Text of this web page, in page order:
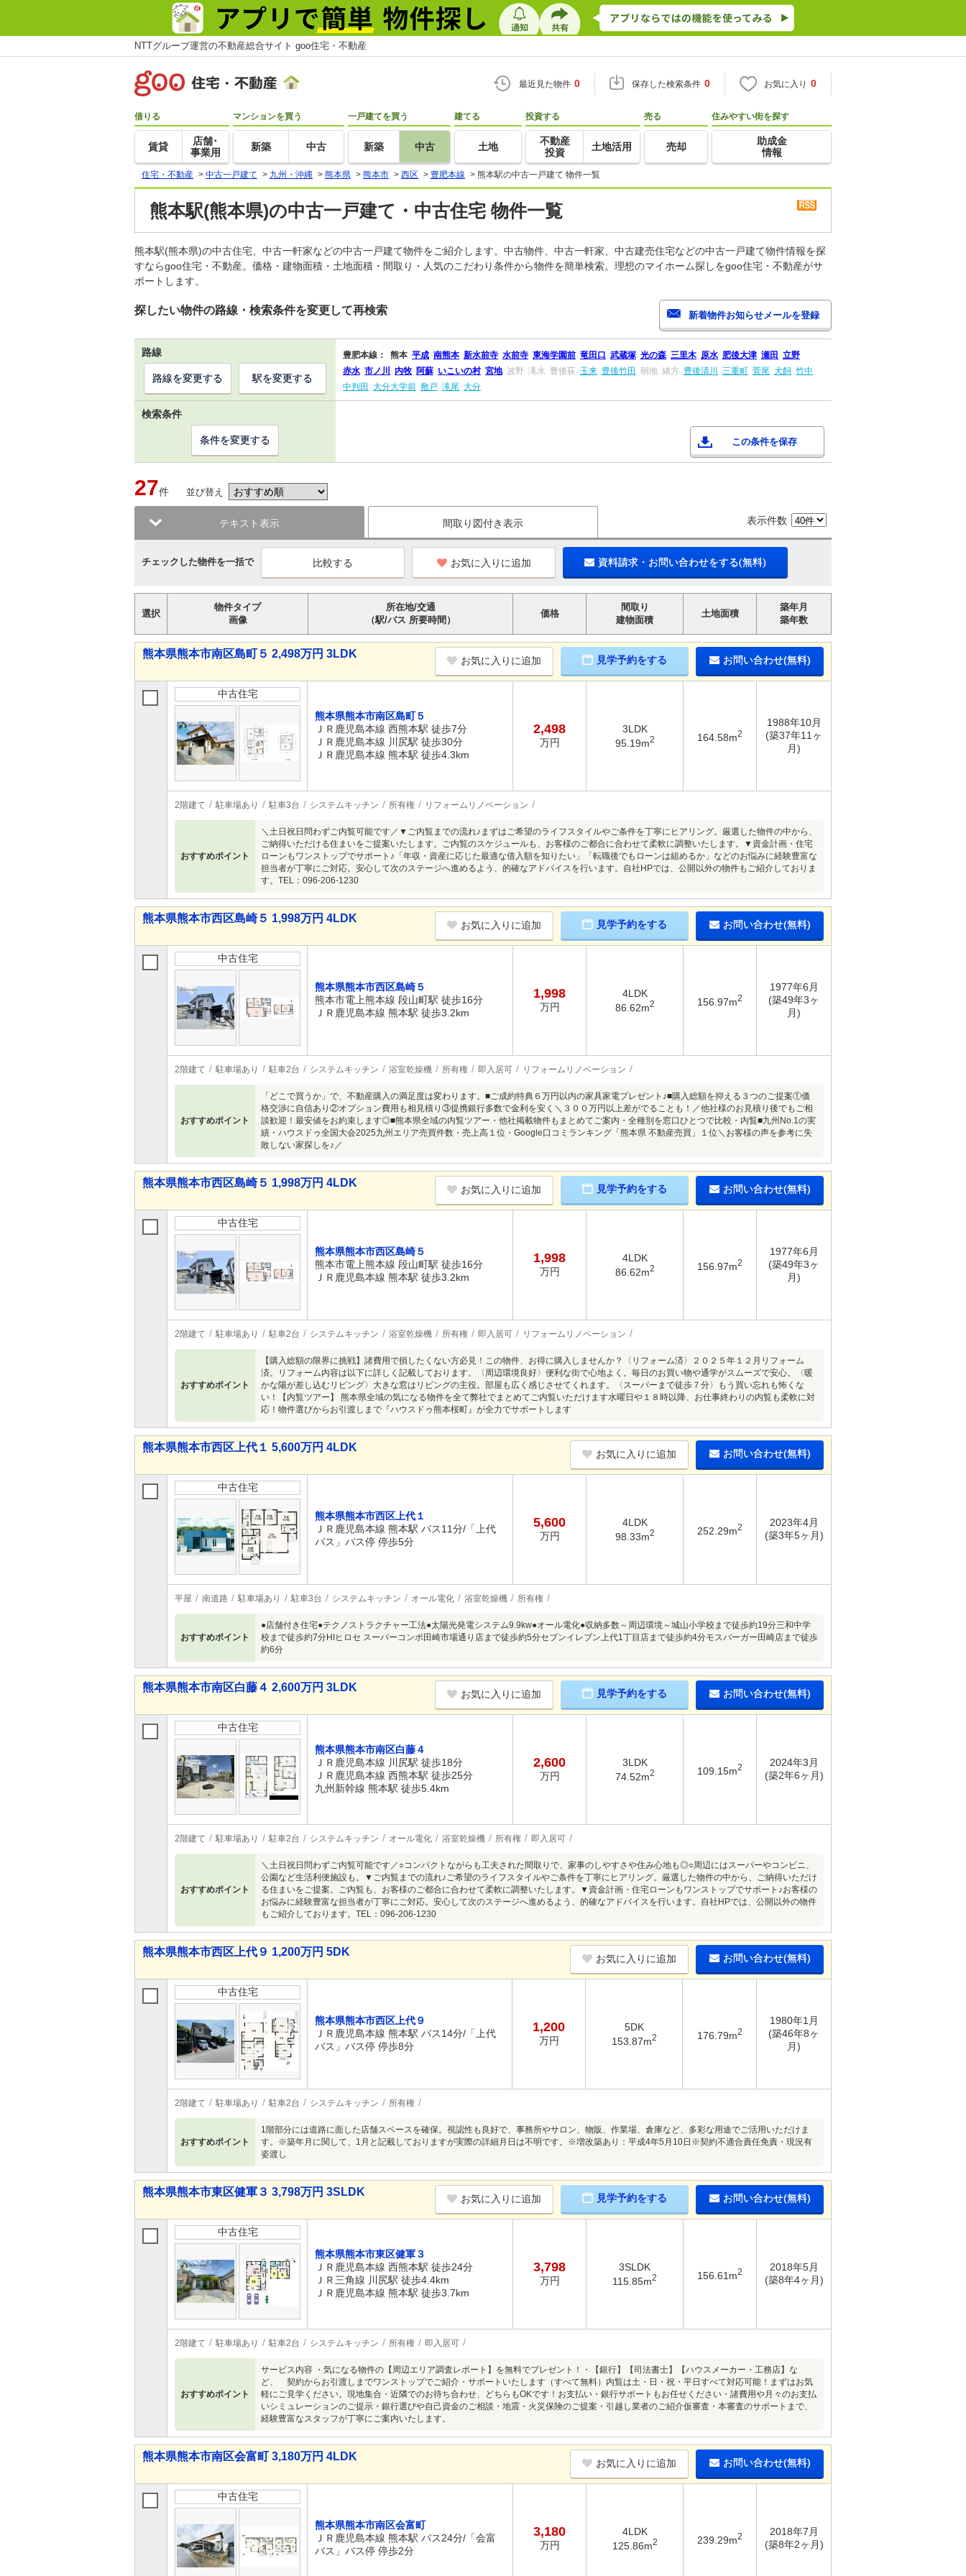
NTTグループ運営の不動産総合サイト goo住宅・不動産
最近見た物件 0 保存した検索条件 0 お気に入り 0
借りる
賃貸
店舗･
事業用
マンションを買う
新築 中古
一戸建てを買う
新築 中古
建てる
土地
投資する
不動産
投資
土地活用
売る
売却
住みやすい街を探す
助成金
情報
住宅・不動産 > 中古一戸建て > 九州・沖縄 > 熊本県 > 熊本市 > 西区 > 豊肥本線 > 熊本駅の中古一戸建て 物件一覧
熊本駅(熊本県)の中古一戸建て・中古住宅 物件一覧
熊本駅(熊本県)の中古住宅、中古一軒家などの中古一戸建て物件をご紹介します。中古物件、中古一軒家、中古建売住宅などの中古一戸建て物件情報を探
すならgoo住宅・不動産。価格・建物面積・土地面積・間取り・人気のこだわり条件から物件を簡単検索。理想のマイホーム探しをgoo住宅・不動産がサ
ポートします。
探したい物件の路線・検索条件を変更して再検索
路線 豊肥本線： 熊本 平成 南熊本 新水前寺 水前寺 東海学園前 竜田口 武蔵塚 光の森 三里木 原水 肥後大津 瀬田 立野
赤水 市ノ川 内牧 阿蘇 いこいの村 宮地 波野 滝水 豊後荻 玉来 豊後竹田 朝地 緒方 豊後清川 三重町 菅尾 犬飼 竹中
中判田 大分大学前 敷戸 滝尾 大分
路線を変更する 駅を変更する
検索条件
この条件を保存
条件を変更する
27件 並び替え
テキスト表示 間取り図付き表示 表示件数
チェックした物件を一括で お気に入りに追加 資料請求・お問い合わせをする(無料)
選択
物件タイプ
画像
所在地/交通
（駅/バス 所要時間）
価格
間取り
建物面積
土地面積
築年月
築年数
熊本県熊本市南区島町５ 2,498万円 3LDK
お気に入りに追加 見学予約をする お問い合わせ(無料)
中古住宅
熊本県熊本市南区島町５
ＪＲ鹿児島本線 西熊本駅 徒歩7分
ＪＲ鹿児島本線 川尻駅 徒歩30分
ＪＲ鹿児島本線 熊本駅 徒歩4.3km
2,498
万円
3LDK
95.19m2 164.58m2
1988年10月
(築37年11ヶ
月)
2階建て 駐車場あり 駐車3台 システムキッチン 所有権 リフォームリノベーション
おすすめポイント
＼土日祝日問わずご内覧可能です／▼ご内覧までの流れ♪まずはご希望のライフスタイルやご条件を丁寧にヒアリング。厳選した物件の中から、
ご納得いただける住まいをご提案いたします。ご内覧のスケジュールも、お客様のご都合に合わせて柔軟に調整いたします。▼資金計画・住宅
ローンもワンストップでサポート♪「年収・資産に応じた最適な借入額を知りたい」「転職後でもローンは組めるか」などのお悩みに経験豊富な
担当者が丁寧にご対応。安心して次のステージへ進めるよう、的確なアドバイスを行います。自社HPでは、公開以外の物件もご紹介しておりま
す。TEL：096-206-1230
熊本県熊本市西区島崎５ 1,998万円 4LDK
お気に入りに追加 見学予約をする お問い合わせ(無料)
中古住宅
熊本県熊本市西区島崎５
熊本市電上熊本線 段山町駅 徒歩16分
ＪＲ鹿児島本線 熊本駅 徒歩3.2km
1,998
万円
4LDK
86.62m2 156.97m2
1977年6月
(築49年3ヶ
月)
2階建て 駐車場あり 駐車2台 システムキッチン 浴室乾燥機 所有権 即入居可 リフォームリノベーション
おすすめポイント
「どこで買うか」で、不動産購入の満足度は変わります。■ご成約特典６万円以内の家具家電プレゼント♪■購入総額を抑える３つのご提案①価
格交渉に自信あり②オプション費用も相見積り③提携銀行多数で金利を安く＼３００万円以上差がでることも！／他社様のお見積り後でもご相
談歓迎！最安値をお約束します◎■熊本県全域の内覧ツアー・他社掲載物件もまとめてご案内・全種別を窓口ひとつで比較・内覧■九州No.1の実
績・ハウスドゥ全国大会2025九州エリア売買件数・売上高１位・Google口コミランキング「熊本県 不動産売買」１位＼お客様の声を参考に失
敗しない家探しを♪／
熊本県熊本市西区島崎５ 1,998万円 4LDK
お気に入りに追加 見学予約をする お問い合わせ(無料)
中古住宅
熊本県熊本市西区島崎５
熊本市電上熊本線 段山町駅 徒歩16分
ＪＲ鹿児島本線 熊本駅 徒歩3.2km
1,998
万円
4LDK
86.62m2 156.97m2
1977年6月
(築49年3ヶ
月)
2階建て 駐車場あり 駐車2台 システムキッチン 浴室乾燥機 所有権 即入居可 リフォームリノベーション
おすすめポイント
【購入総額の限界に挑戦】諸費用で損したくない方必見！この物件、お得に購入しませんか？〈リフォーム済〉２０２５年１２月リフォーム
済。リフォーム内容は以下に詳しく記載しております。〈周辺環境良好〉便利な街で心地よく。毎日のお買い物や通学がスムーズで安心。〈暖
かな陽が差し込むリビング〉大きな窓はリビングの主役。部屋も広く感じさせてくれます。〈スーパーまで徒歩７分〉もう買い忘れも怖くな
い！【内覧ツアー】 熊本県全域の気になる物件を全て弊社でまとめてご内覧いただけます水曜日や１８時以降、お仕事終わりの内覧も柔軟に対
応！物件選びからお引渡しまで『ハウスドゥ熊本桜町』が全力でサポートします
熊本県熊本市西区上代１ 5,600万円 4LDK
お気に入りに追加 お問い合わせ(無料)
中古住宅
熊本県熊本市西区上代１
ＪＲ鹿児島本線 熊本駅 バス11分/「上代
バス」バス停 停歩5分
5,600
万円
4LDK
98.33m2 252.29m2
2023年4月
(築3年5ヶ月)
平屋 南道路 駐車場あり 駐車3台 システムキッチン オール電化 浴室乾燥機 所有権
おすすめポイント
●店舗付き住宅●テクノストラクチャー工法●太陽光発電システム9.9kw●オール電化●収納多数～周辺環境～城山小学校まで徒歩約19分三和中学
校まで徒歩約7分HIヒロセ スーパーコンボ田崎市場通り店まで徒歩約5分セブンイレブン上代1丁目店まで徒歩約4分モスバーガー田崎店まで徒歩
約6分
熊本県熊本市南区白藤４ 2,600万円 3LDK
お気に入りに追加 見学予約をする お問い合わせ(無料)
中古住宅
熊本県熊本市南区白藤４
ＪＲ鹿児島本線 川尻駅 徒歩18分
ＪＲ鹿児島本線 西熊本駅 徒歩25分
九州新幹線 熊本駅 徒歩5.4km
2,600
万円
3LDK
74.52m2 109.15m2
2024年3月
(築2年6ヶ月)
2階建て 駐車場あり 駐車2台 システムキッチン オール電化 浴室乾燥機 所有権 即入居可
おすすめポイント
＼土日祝日問わずご内覧可能です／○コンパクトながらも工夫された間取りで、家事のしやすさや住み心地も◎○周辺にはスーパーやコンビニ、
公園など生活利便施設も。▼ご内覧までの流れ♪ご希望のライフスタイルやご条件を丁寧にヒアリング。厳選した物件の中から、ご納得いただけ
る住まいをご提案。ご内覧も、お客様のご都合に合わせて柔軟に調整いたします。▼資金計画・住宅ローンもワンストップでサポート♪お客様の
お悩みに経験豊富な担当者が丁寧にご対応。安心して次のステージへ進めるよう、的確なアドバイスを行います。自社HPでは、公開以外の物件
もご紹介しております。TEL：096-206-1230
熊本県熊本市西区上代９ 1,200万円 5DK
お気に入りに追加 お問い合わせ(無料)
中古住宅
熊本県熊本市西区上代９
ＪＲ鹿児島本線 熊本駅 バス14分/「上代
バス」バス停 停歩8分
1,200
万円
5DK
153.87m2 176.79m2
1980年1月
(築46年8ヶ
月)
2階建て 駐車場あり 駐車2台 システムキッチン 所有権
おすすめポイント
1階部分には道路に面した店舗スペースを確保。視認性も良好で、事務所やサロン、物販、作業場、倉庫など、多彩な用途でご活用いただけま
す。※築年月に関して、1月と記載しておりますが実際の詳細月日は不明です。※増改築あり：平成4年5月10日※契約不適合責任免責・現況有
姿渡し
熊本県熊本市東区健軍３ 3,798万円 3SLDK
お気に入りに追加 見学予約をする お問い合わせ(無料)
中古住宅
熊本県熊本市東区健軍３
ＪＲ鹿児島本線 西熊本駅 徒歩24分
ＪＲ三角線 川尻駅 徒歩4.4km
ＪＲ鹿児島本線 熊本駅 徒歩3.7km
3,798
万円
3SLDK
115.85m2 156.61m2
2018年5月
(築8年4ヶ月)
2階建て 駐車場あり 駐車2台 システムキッチン 所有権 即入居可
おすすめポイント
サービス内容 ・気になる物件の【周辺エリア調査レポート】を無料でプレゼント！・【銀行】【司法書士】【ハウスメーカー・工務店】な
ど、 契約からお引渡しまでワンストップでご紹介・サポートいたします（すべて無料）内覧は土・日・祝・平日すべて対応可能！まずはお気
軽にご見学ください。現地集合・近隣でのお待ち合わせ、どちらもOKです！お支払い・銀行サポートもお任せください・諸費用や月々のお支払
いシミュレーションのご提示・銀行選びや自己資金のご相談・地震・火災保険のご提案・引越し業者のご紹介仮審査・本審査のサポートまで、
経験豊富なスタッフが丁寧にご案内いたします。
熊本県熊本市南区会富町 3,180万円 4LDK
お気に入りに追加 お問い合わせ(無料)
中古住宅
熊本県熊本市南区会富町
ＪＲ鹿児島本線 熊本駅 バス24分/「会富
バス」バス停 停歩2分
3,180
万円
4LDK
125.86m2 239.29m2
2018年7月
(築8年2ヶ月)